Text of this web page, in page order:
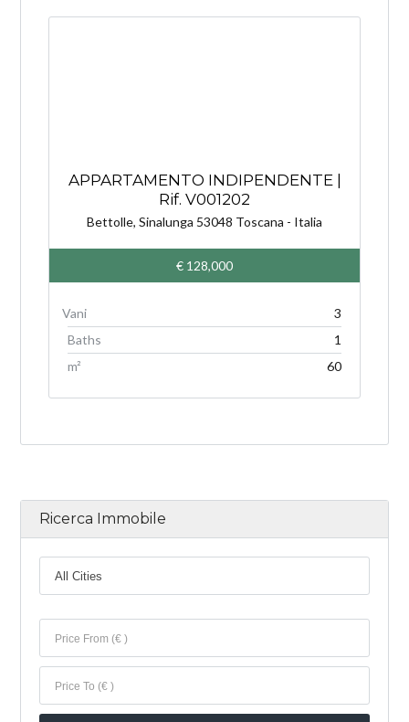
APPARTAMENTO INDIPENDENTE |
Rif. V001202
Bettolle, Sinalunga 53048 Toscana - Italia
€ 128,000
3
Baths
1
m²
60
Ricerca Immobile